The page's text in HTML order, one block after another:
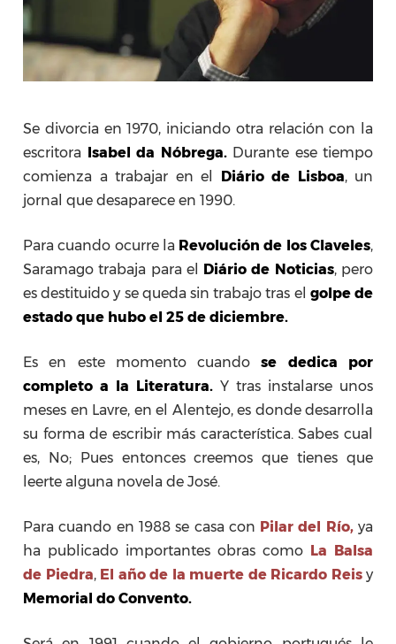
Se divorcia en 1970, iniciando otra relación con la
escritora Isabel da Nóbrega.Durante ese tiempo
comienza a trabajar en el Diário de Lisboa, un
jornal que desaparece en 1990.
Para cuando ocurre la Revolución de los Claveles,
Saramago trabaja para el Diário de Noticias, pero
es destituido y se queda sin trabajo tras el golpe de
estado que hubo el 25 de diciembre.
Es en este momento cuandose dedica por
completo a la Literatura. Y tras instalarse unos
meses en Lavre, en el Alentejo, es donde desarrolla
su forma de escribir más característica. Sabes cual
es, No; Pues entonces creemos que tienes que
leerte alguna novela de José.
Para cuando en 1988 se casa con Pilar del Río,ya
ha publicado importantes obras como La Balsa
de Piedra, El año de la muerte de Ricardo Reisy
Memorial do Convento.